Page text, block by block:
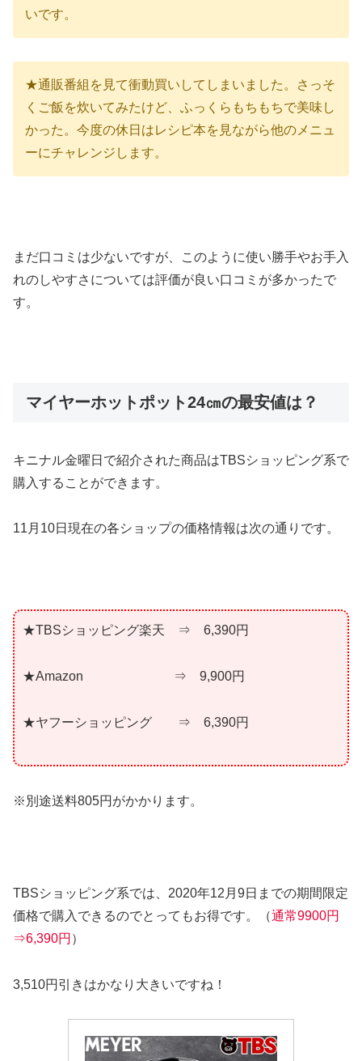
いです。
★通販番組を見て衝動買いしてしまいました。さっそ
くご飯を炊いてみたけど、ふっくらもちもちで美味し
かった。今度の休日はレシピ本を見ながら他のメニュ
ーにチャレンジします。
まだ口コミは少ないですが、このように使い勝手やお手入
れのしやすさについては評価が良い口コミが多かったで
す。
マイヤーホットポット24㎝の最安値は？
キニナル金曜日で紹介された商品はTBSショッピング系で
購入することができます。
11月10日現在の各ショップの価格情報は次の通りです。
★TBSショッピング楽天 ⇒ 6,390円
★Amazon ⇒ 9,900円
★ヤフーショッピング ⇒ 6,390円
※別途送料805円がかかります。
TBSショッピング系では、2020年12月9日までの期間限定
価格で購入できるのでとってもお得です。（通常9900円
⇒6,390円 ）
3,510円引きはかなり大きいですね！